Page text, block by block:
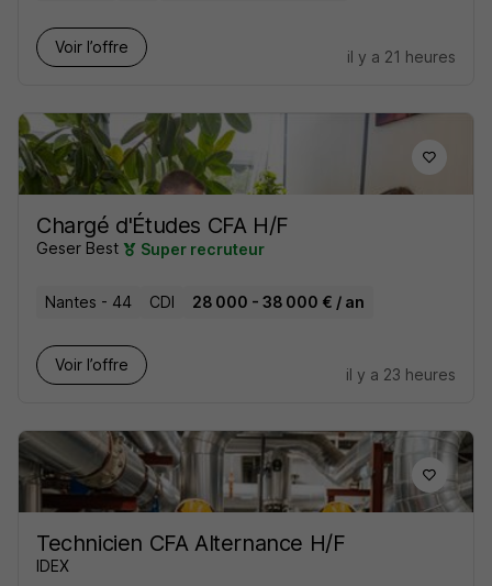
Voir l’offre
il y a 21 heures
Chargé d'Études CFA H/F
Geser Best Super recruteur
Nantes - 44 CDI 28 000 - 38 000 € / an
Voir l’offre
il y a 23 heures
Technicien CFA Alternance H/F
IDEX